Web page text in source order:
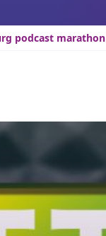
podcast marathon